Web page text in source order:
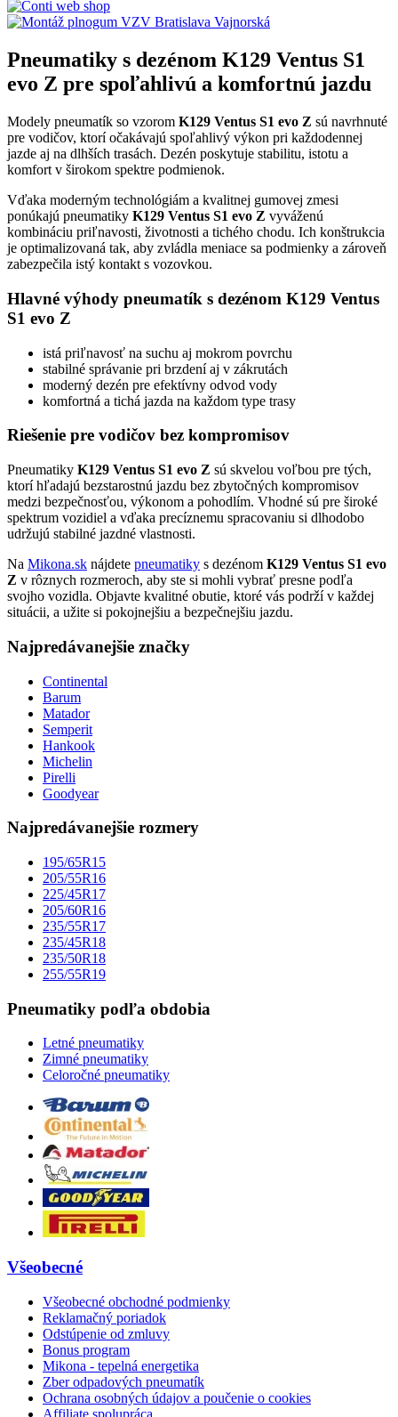
Pneumatiky s dezénom K129 Ventus S1
evo Z pre spoľahlivú a komfortnú jazdu
Modely pneumatík so vzorom K129 Ventus S1 evo Z sú navrhnuté
pre vodičov, ktorí očakávajú spoľahlivý výkon pri každodennej
jazde aj na dlhších trasách. Dezén poskytuje stabilitu, istotu a
komfort v širokom spektre podmienok.
Vďaka moderným technológiám a kvalitnej gumovej zmesi
ponúkajú pneumatiky K129 Ventus S1 evo Z vyváženú
kombináciu priľnavosti, životnosti a tichého chodu. Ich konštrukcia
je optimalizovaná tak, aby zvládla meniace sa podmienky a zároveň
zabezpečila istý kontakt s vozovkou.
Hlavné výhody pneumatík s dezénom K129 Ventus
S1 evo Z
istá priľnavosť na suchu aj mokrom povrchu
stabilné správanie pri brzdení aj v zákrutách
moderný dezén pre efektívny odvod vody
komfortná a tichá jazda na každom type trasy
Riešenie pre vodičov bez kompromisov
Pneumatiky K129 Ventus S1 evo Z sú skvelou voľbou pre tých,
ktorí hľadajú bezstarostnú jazdu bez zbytočných kompromisov
medzi bezpečnosťou, výkonom a pohodlím. Vhodné sú pre široké
spektrum vozidiel a vďaka precíznemu spracovaniu si dlhodobo
udržujú stabilné jazdné vlastnosti.
Na Mikona.sk nájdete pneumatiky s dezénom K129 Ventus S1 evo
Z v rôznych rozmeroch, aby ste si mohli vybrať presne podľa
svojho vozidla. Objavte kvalitné obutie, ktoré vás podrží v každej
situácii, a užite si pokojnejšiu a bezpečnejšiu jazdu.
Najpredávanejšie značky
Continental
Barum
Matador
Semperit
Hankook
Michelin
Pirelli
Goodyear
Najpredávanejšie rozmery
195/65R15
205/55R16
225/45R17
205/60R16
235/55R17
235/45R18
235/50R18
255/55R19
Pneumatiky podľa obdobia
Letné pneumatiky
Zimné pneumatiky
Celoročné pneumatiky
Všeobecné
Všeobecné obchodné podmienky
Reklamačný poriadok
Odstúpenie od zmluvy
Bonus program
Mikona - tepelná energetika
Zber odpadových pneumatík
Ochrana osobných údajov a poučenie o cookies
Affiliate spolupráca